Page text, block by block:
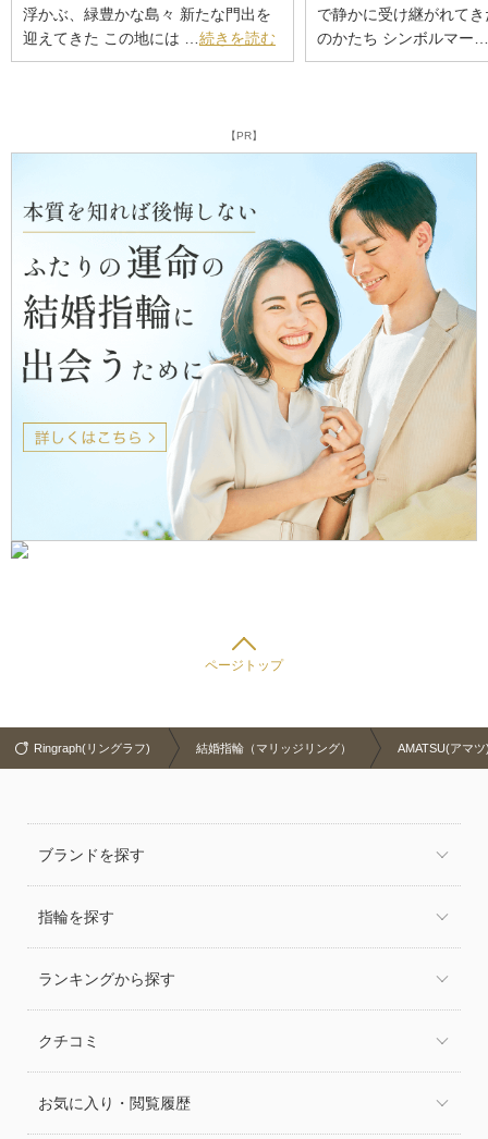
浮かぶ、緑豊かな島々 新たな門出を
迎えてきた この地には … 続きを読む
で静かに受け継がれて
のかたち シンボルマー…
【PR】
ページトップ
Ringraph(リングラフ) 結婚指輪（マリッジリング） AMATSU(アマツ
ブランドを探す
指輪を探す
ランキングから探す
クチコミ
お気に入り・閲覧履歴